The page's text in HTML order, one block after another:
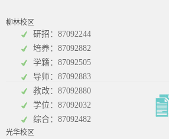
工商管理学院
柳林校区
研招：87092244
培养：87092882
学籍：87092505
导师：87092883
教改：87092880
学位：87092032
综合：87092482
光华校区